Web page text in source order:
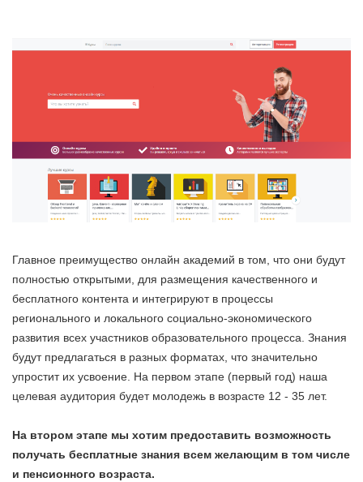
Главное преимущество онлайн академий в том, что они будут
полностью открытыми, для размещения качественного и
бесплатного контента и интегрируют в процессы
регионального и локального социально-экономического
развития всех участников образовательного процесса. Знания
будут предлагаться в разных форматах, что значительно
упростит их усвоение. На первом этапе (первый год) наша
целевая аудитория будет молодежь в возрасте 12 - 35 лет.
На втором этапе мы хотим предоставить возможность
получать бесплатные знания всем желающим в том числе
и пенсионного возраста.